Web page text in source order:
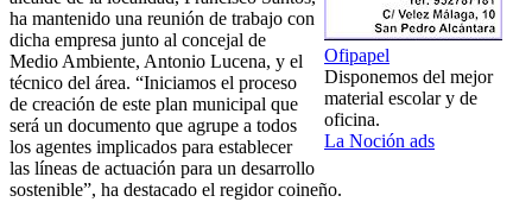
Ofipapel
Disponemos del mejor
material escolar y de
oficina.
La Noción ads
ha mantenido una reunión de trabajo con
dicha empresa junto al concejal de
Medio Ambiente, Antonio Lucena, y el
técnico del área. “Iniciamos el proceso
de creación de este plan municipal que
será un documento que agrupe a todos
los agentes implicados para establecer
las líneas de actuación para un desarrollo
sostenible”, ha destacado el regidor coineño.